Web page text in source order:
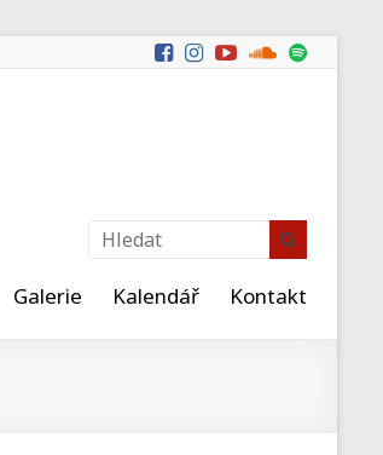
Galerie Kalendář Kontakt